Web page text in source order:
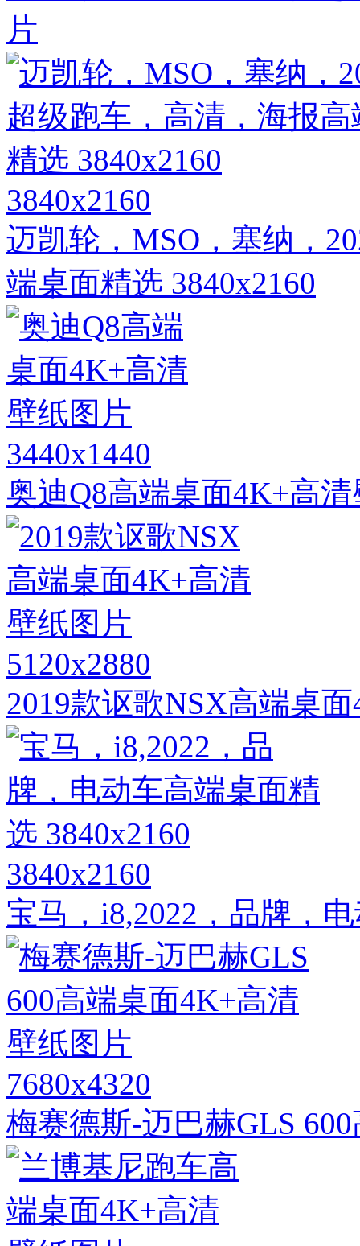
片
3840x2160
迈凯轮，MSO，塞纳，
端桌面精选 3840x2160
3440x1440
奥迪Q8高端桌面4K+高
5120x2880
2019款讴歌NSX高端桌
3840x2160
宝马，i8,2022，品牌，
7680x4320
梅赛德斯-迈巴赫GLS